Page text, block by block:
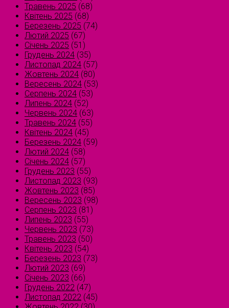
Травень 2025 (68)
Квітень 2025 (68)
Березень 2025 (74)
Лютий 2025 (67)
Січень 2025 (51)
Грудень 2024 (35)
Листопад 2024 (57)
Жовтень 2024 (80)
Вересень 2024 (53)
Серпень 2024 (53)
Липень 2024 (52)
Червень 2024 (63)
Травень 2024 (55)
Квітень 2024 (45)
Березень 2024 (59)
Лютий 2024 (58)
Січень 2024 (57)
Грудень 2023 (55)
Листопад 2023 (93)
Жовтень 2023 (85)
Вересень 2023 (98)
Серпень 2023 (81)
Липень 2023 (55)
Червень 2023 (73)
Травень 2023 (50)
Квітень 2023 (54)
Березень 2023 (73)
Лютий 2023 (69)
Січень 2023 (66)
Грудень 2022 (47)
Листопад 2022 (45)